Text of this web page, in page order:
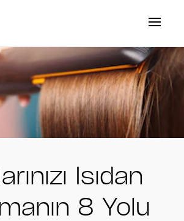
Isıdan
8 Yolu